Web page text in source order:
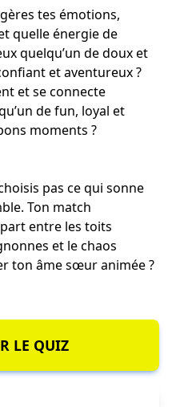
tes émotions,
quelle énergie de
quelqu’un dedoux et
et aventureux ?
etse connecte
de fun, loyal et
moments ?
pas ce qui sonne
Ton match
entre les toits
et le chaos
ton âme sœur animée ?
LE QUIZ